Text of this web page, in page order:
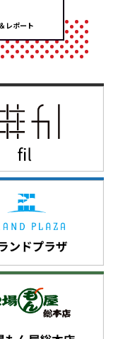
レポート